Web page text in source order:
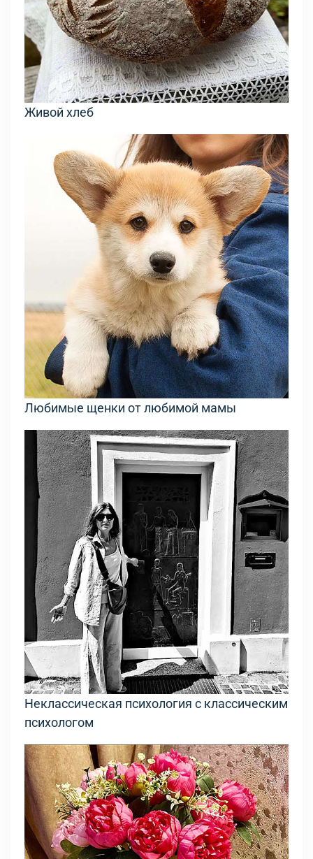
Живой хлеб
Любимые щенки от любимой мамы
Неклассическая психология с классическим
психологом